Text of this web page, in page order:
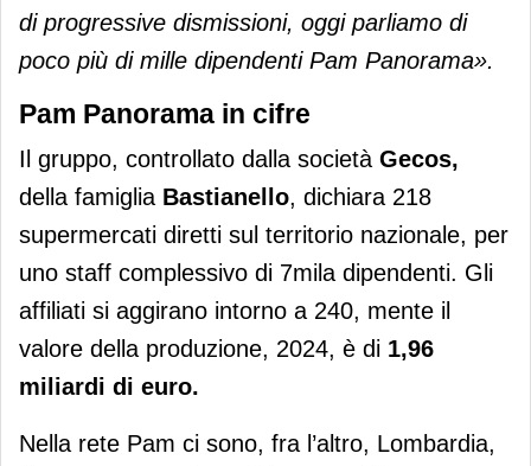
di progressive dismissioni, oggi parliamo di
poco più di mille dipendenti Pam Panorama».
Pam Panorama in cifre
Il gruppo, controllato dalla società Gecos,
della famiglia Bastianello, dichiara 218
supermercati diretti sul territorio nazionale, per
uno staff complessivo di 7mila dipendenti. Gli
affiliati si aggirano intorno a 240, mente il
valore della produzione, 2024, è di 1,96
miliardi di euro.
Nella rete Pam ci sono, fra l’altro, Lombardia,